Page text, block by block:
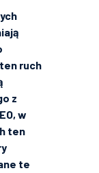
ruch
z
w
ten
te